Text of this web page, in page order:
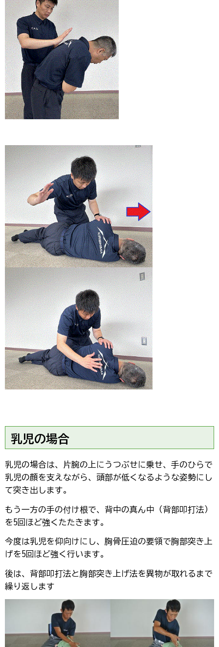
乳児の場合
乳児の場合は、片腕の上にうつぶせに乗せ、手のひらで
乳児の顔を支えながら、頭部が低くなるような姿勢にし
て突き出します。
もう一方の手の付け根で、背中の真ん中（背部叩打法）
を5回ほど強くたたきます。
今度は乳児を仰向けにし、胸骨圧迫の要領で胸部突き上
げを5回ほど強く行います。
後は、背部叩打法と胸部突き上げ法を異物が取れるまで
繰り返します